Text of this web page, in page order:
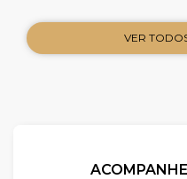
VER